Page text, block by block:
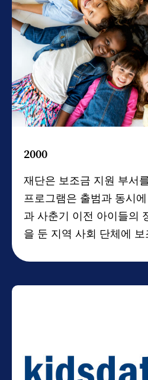
2000
재단은 보조금 지원 부서
프로그램은 출범과 동시
과 사춘기 이전 아이들의
을 둔 지역 사회 단체에